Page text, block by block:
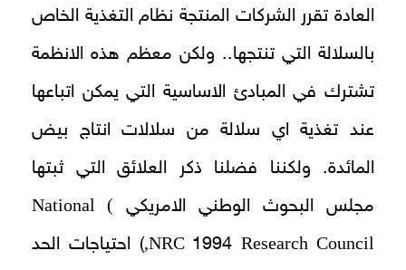
العادة تقرر الشركات المنتجة نظام التغذية الخاص
بالسلالة التي تنتجها.. ولكن معظم هذه الانظمة
تشترك في المبادئ الاساسية التي يمكن اتباعها
عند تغذية اي سلالة من سلالات انتاج بيض
المائدة. ولكننا فضلنا ذكر العلائق التي ثبتها
مجلس البحوث الوطني الامريكي
) National
Research Council
1994
NRC,
) احتياجات الحد